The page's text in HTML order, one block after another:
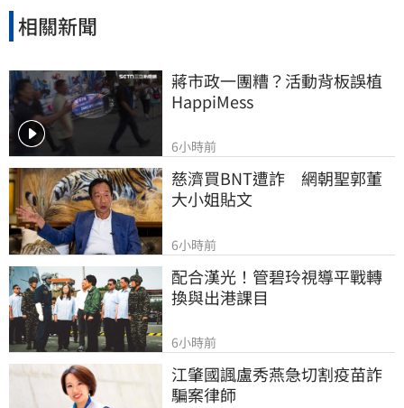
相關新聞
蔣市政一團糟？活動背板誤植
HappiMess
6小時前
慈濟買BNT遭詐　網朝聖郭董
大小姐貼文
6小時前
配合漢光！管碧玲視導平戰轉
換與出港課目
6小時前
江肇國諷盧秀燕急切割疫苗詐
騙案律師